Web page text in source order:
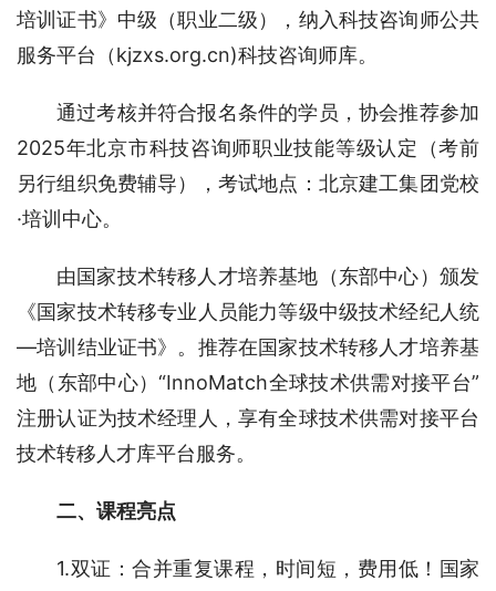
培训证书》中级（职业二级），纳入科技咨询师公共
服务平台（kjzxs.org.cn)科技咨询师库。
通过考核并符合报名条件的学员，协会推荐参加
2025年北京市科技咨询师职业技能等级认定（考前
另行组织免费辅导），考试地点：北京建工集团党校
·培训中心。
由国家技术转移人才培养基地（东部中心）颁发
《国家技术转移专业人员能力等级中级技术经纪人统
—培训结业证书》。推荐在国家技术转移人才培养基
地（东部中心）“InnoMatch全球技术供需对接平台”
注册认证为技术经理人，享有全球技术供需对接平台
技术转移人才库平台服务。
二、课程亮点
1.双证：合并重复课程，时间短，费用低！国家